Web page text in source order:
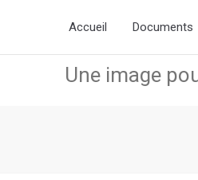
Accueil Documents